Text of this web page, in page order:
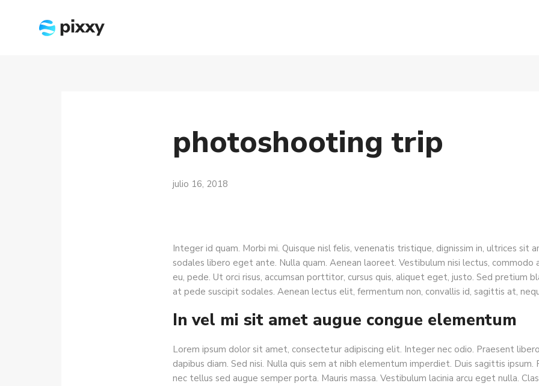
photoshooting trip
julio 16, 2018
Integer id quam. Morbi mi. Quisque nisl felis, venenatis tristique, dignissim in, ultrices sit
sodales libero eget ante. Nulla quam. Aenean laoreet. Vestibulum nisi lectus, commodo
eu, pede. Ut orci risus, accumsan porttitor, cursus quis, aliquet eget, justo. Sed pretium
at pede suscipit sodales. Aenean lectus elit, fermentum non, convallis id, sagittis at,
In vel mi sit amet augue congue elementum
Lorem ipsum dolor sit amet, consectetur adipiscing elit. Integer nec odio. Praesent
dapibus diam. Sed nisi. Nulla quis sem at nibh elementum imperdiet. Duis sagittis ipsum.
nec tellus sed augue semper porta. Mauris massa. Vestibulum lacinia arcu eget nulla.